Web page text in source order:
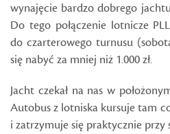
wynajęcie bardzo dobrego
Do tego połączenie lotnicze
do czarterowego turnusu
się nabyć za mniej niż 1.000 zł.
Jacht czekał na nas w
Autobus z lotniska kursuje tam
i zatrzymuje się praktycznie przy